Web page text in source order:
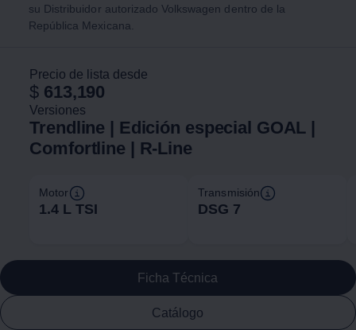
su Distribuidor autorizado Volkswagen dentro de la
República Mexicana.
Precio de lista desde
$ 613,190
Versiones
Trendline | Edición especial GOAL |
Comfortline | R-Line
Motor
1.4 L TSI
Transmisión
DSG 7
Ficha Técnica
Catálogo